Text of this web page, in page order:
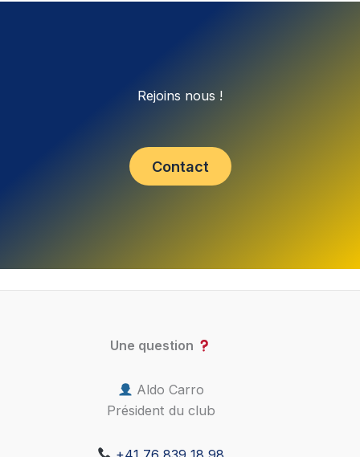
Rejoins nous !
Contact
Une question
Aldo Carro
Président du club